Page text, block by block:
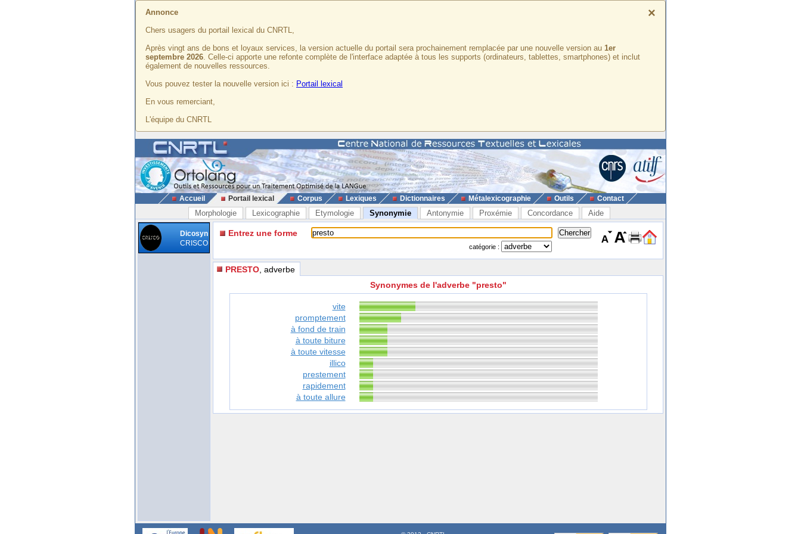
×
Annonce
Chers usagers du portail lexical du CNRTL,
Après vingt ans de bons et loyaux services, la version actuelle du portail sera prochainement remplacée par une nouvelle version au 1er
septembre 2026. Celle-ci apporte une refonte complète de l'interface adaptée à tous les supports (ordinateurs, tablettes, smartphones) et inclut
également de nouvelles ressources.
Vous pouvez tester la nouvelle version ici : Portail lexical
En vous remerciant,
L'équipe du CNRTL
Accueil Portail lexical Corpus Lexiques Dictionnaires Métalexicographie Outils Contact
Morphologie Lexicographie Etymologie Synonymie Antonymie Proxémie Concordance Aide
Dicosyn
CRISCO
Entrez une forme
catégorie :
PRESTO , adverbe
Synonymes de l'adverbe "presto"
vite
promptement
à fond de train
à toute biture
à toute vitesse
illico
prestement
rapidement
à toute allure